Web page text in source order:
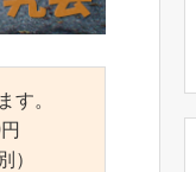
す。
）